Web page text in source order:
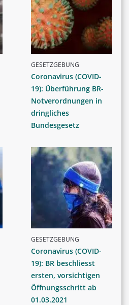
GESETZGEBUNG
Coronavirus (COVID-
19): Überführung BR-
Notverordnungen in
dringliches
Bundesgesetz
GESETZGEBUNG
Coronavirus (COVID-
19): BR beschliesst
ersten, vorsichtigen
Öffnungsschritt ab
01.03.2021